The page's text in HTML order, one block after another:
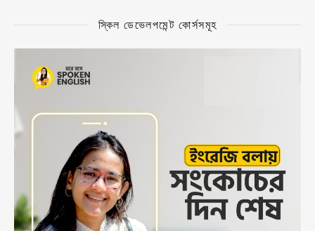
স্কিল ডেভেলপমেন্ট কোর্সসমূহ